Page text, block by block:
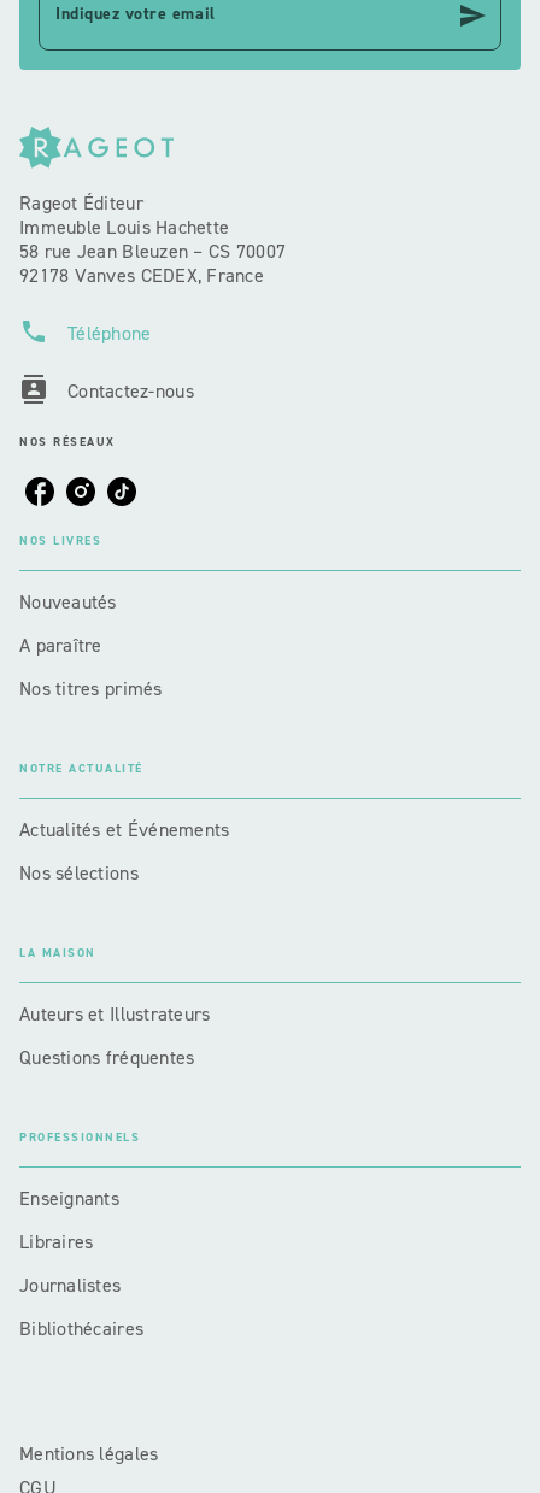
Indiquez votre email send
Rageot Éditeur
Immeuble Louis Hachette
58 rue Jean Bleuzen – CS 70007
92178 Vanves CEDEX, France
phone Téléphone
contacts Contactez-nous
NOS RÉSEAUX
NOS LIVRES
Nouveautés
A paraître
Nos titres primés
NOTRE ACTUALITÉ
Actualités et Événements
Nos sélections
LA MAISON
Auteurs et Illustrateurs
Questions fréquentes
PROFESSIONNELS
Enseignants
Libraires
Journalistes
Bibliothécaires
Mentions légales
CGU